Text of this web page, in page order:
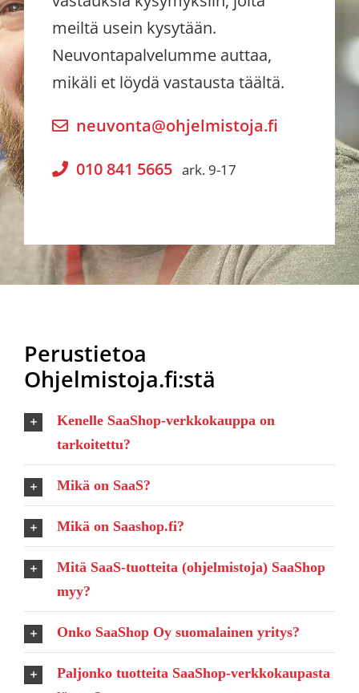
meiltä usein kysytään.
Neuvontapalvelumme auttaa,
mikäli et löydä vastausta täältä.
neuvonta@ohjelmistoja.fi
010 841 5665ark. 9-17
Perustietoa
Ohjelmistoja.fi:stä
Kenelle SaaShop-verkkokauppa on
tarkoitettu?
Mikä on SaaS?
Mikä on Saashop.fi?
Mitä SaaS-tuotteita (ohjelmistoja) SaaShop
myy?
Onko SaaShop Oy suomalainen yritys?
Paljonko tuotteita SaaShop-verkkokaupasta